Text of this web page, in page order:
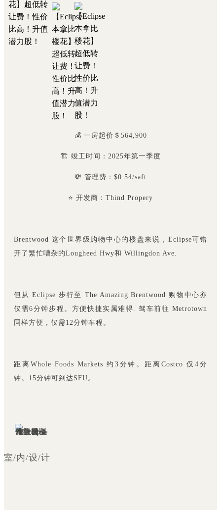
💰 一房起价＄564,900
🏗 竣工时间：2025年第一季度
💸 管理费：$0.54/saft
⭐️ 开发商：Thind Propery
Brentwood 这个世界级购物中心的楼盘来说，Eclipse可错
开了繁忙嘈杂的Lougheed Hwy和 Willingdon Ave.
但从 Eclipse 步行至 The Amazing Brentwood 购物中心亦
仅需6分钟步程。方便快捷实属难得.驾车前往 Metrotown
同样方便，仅需12分钟车程。
距离Whole Foods Markets 约3分钟。距离Costco 仅4分
钟。1 5分钟可到达SFU。
室/内/设/计